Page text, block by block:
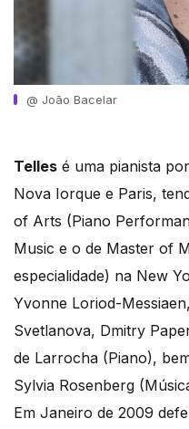
@ João Bacelar
Telles é uma pianista
Nova Iorque e Paris,
of Arts (Piano
Music e o de Master of
especialidade) na New
Yvonne Loriod-
Svetlanova, Dmitry
de Larrocha (Piano),
Sylvia Rosenberg
Em Janeiro de 2009